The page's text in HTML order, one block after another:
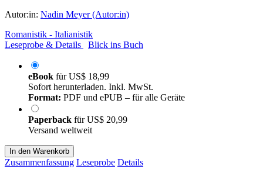
Autor:in: Nadin Meyer (Autor:in)
Romanistik - Italianistik
Leseprobe & Details
Blick ins Buch
eBook fürUS$ 18,99
Sofort herunterladen. Inkl. MwSt.
Format: PDF und ePUB – für alle Geräte
Paperback fürUS$ 20,99
Versand weltweit
In den Warenkorb
Zusammenfassung Leseprobe Details